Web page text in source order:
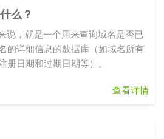
么？
说，就是一个用来查询域名是否已
的详细信息的数据库（如域名所有
册日期和过期日期等）。
查看详情